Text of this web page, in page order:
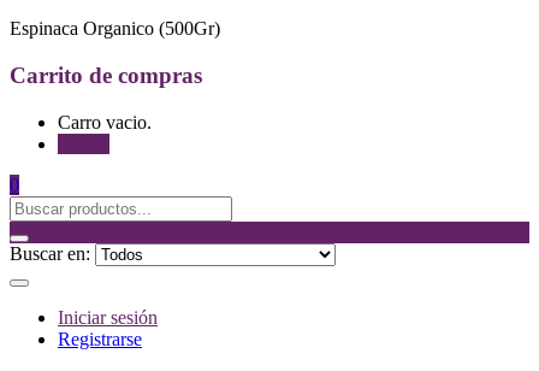
Espinaca Organico (500Gr)
Carrito de compras
Carro vacio.
0
Buscar en:
Iniciar sesión
Registrarse